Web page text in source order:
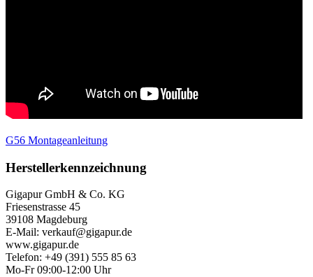
G56 Montageanleitung
Herstellerkennzeichnung
Gigapur GmbH & Co. KG
Friesenstrasse 45
39108 Magdeburg
E-Mail: verkauf@gigapur.de
www.gigapur.de
Telefon: +49 (391) 555 85 63
Mo-Fr 09:00-12:00 Uhr